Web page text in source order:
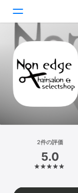
ゲーム
検索
プラットフォーム
iPhone
iPad
2件の評価
5.0